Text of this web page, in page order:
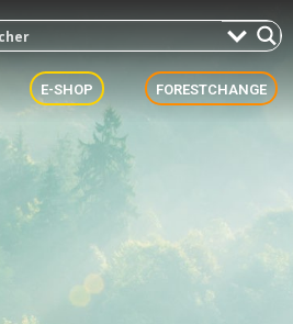
E-SHOP FORESTCHANGE